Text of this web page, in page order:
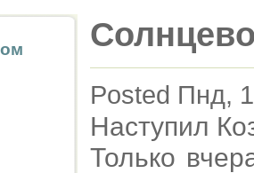
Posted Пнд,
Наступил
Только